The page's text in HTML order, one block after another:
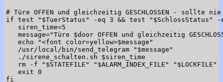
# Türe OFFEN und gleichzeitig GESCHLOSSEN - sollte
if test "$TuerStatus" -eq 3 && test "$SchlossStatus"
   siren_time=5
message="Türe $door OFFEN und gleichzeitig
   echo "<font color=yellow>$message"
   /usr/local/bin/send_telegram "$message"
   ./sirene_schalten.sh $siren_time
   rm -f "$STATEFILE" "$ALARM_INDEX_FILE" "$LOCKFILE"
   exit 0
fi